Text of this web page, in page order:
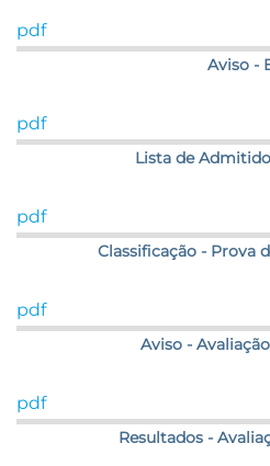
pdf
Aviso -
pdf
Lista de
pdf
Classificação - Prova
pdf
Aviso -
pdf
Resultados -